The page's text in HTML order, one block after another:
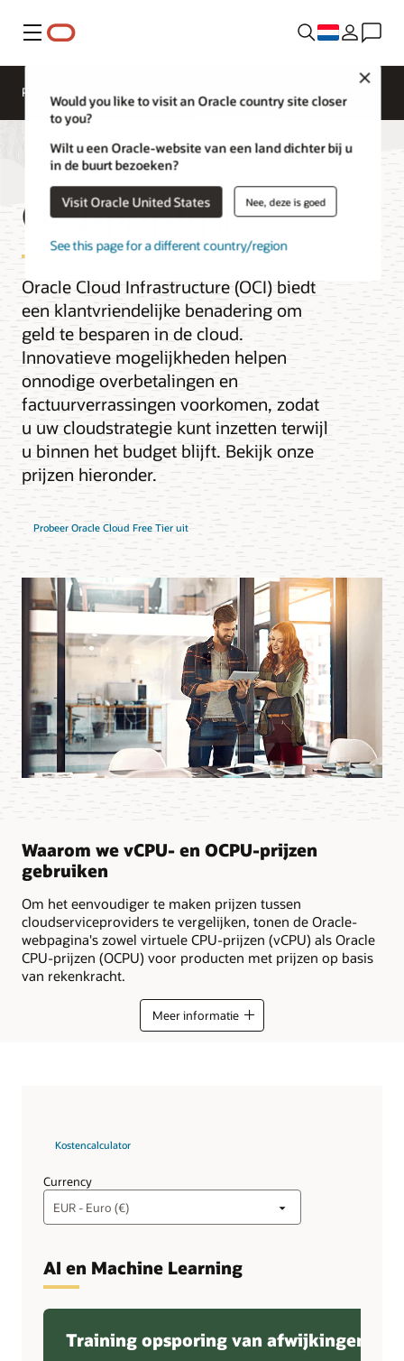
Menu
Would you like to visit an Oracle country site closer
to you?
Wilt u een Oracle-website van een land dichter bij u
in de buurt bezoeken?
Visit Oracle United States Nee, deze is goed
See this page for a different country/region
Prijzen
OCI-prijslijst
Oracle Cloud Infrastructure (OCI) biedt
een klantvriendelijke benadering om
geld te besparen in de cloud.
Innovatieve mogelijkheden helpen
onnodige overbetalingen en
factuurverrassingen voorkomen, zodat
u uw cloudstrategie kunt inzetten terwijl
u binnen het budget blijft. Bekijk onze
prijzen hieronder.
Probeer Oracle Cloud Free Tier uit
Waarom we vCPU- en OCPU-prijzen
gebruiken
Om het eenvoudiger te maken prijzen tussen
cloudserviceproviders te vergelijken, tonen de Oracle-
webpagina's zowel virtuele CPU-prijzen (vCPU) als Oracle
CPU-prijzen (OCPU) voor producten met prijzen op basis
van rekenkracht.
Meer informatie
Currency
Kostencalculator
AI en Machine Learning
Training opsporing van afwijkingen